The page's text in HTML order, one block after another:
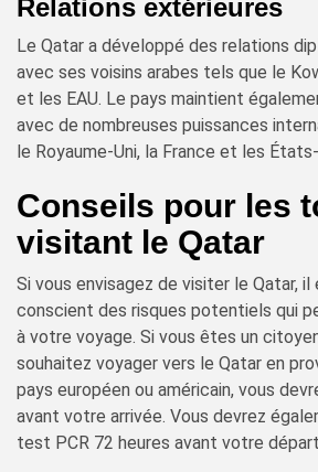
Relations extérieures
Le Qatar a développé des relations
avec ses voisins arabes tels que le
et les EAU. Le pays maintient
avec de nombreuses puissances
le Royaume-Uni, la France et les
Conseils pour les
visitant le Qatar
Si vous envisagez de visiter le Qatar,
conscient des risques potentiels qui
à votre voyage. Si vous êtes un
souhaitez voyager vers le Qatar en
pays européen ou américain, vous
avant votre arrivée. Vous devrez
test PCR 72 heures avant votre